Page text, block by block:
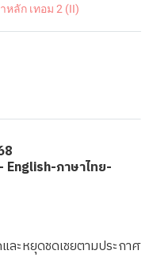
หลัก เทอม 2 (II)
ภาษาไทย-
ะหยุดชดเชยตามประกาศ